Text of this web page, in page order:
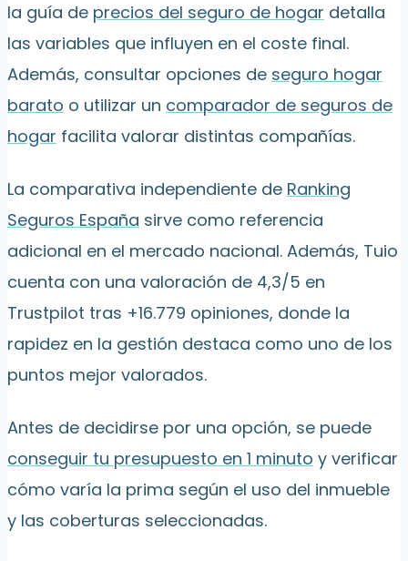
la guía de precios del seguro de hogar detalla
las variables que influyen en el coste final.
Además, consultar opciones de seguro hogar
barato o utilizar un comparador de seguros de
hogar facilita valorar distintas compañías.
La comparativa independiente de Ranking
Seguros España sirve como referencia
adicional en el mercado nacional. Además, Tuio
cuenta con una valoración de 4,3/5 en
Trustpilot tras +16.779 opiniones, donde la
rapidez en la gestión destaca como uno de los
puntos mejor valorados.
Antes de decidirse por una opción, se puede
conseguir tu presupuesto en 1 minuto y verificar
cómo varía la prima según el uso del inmueble
y las coberturas seleccionadas.